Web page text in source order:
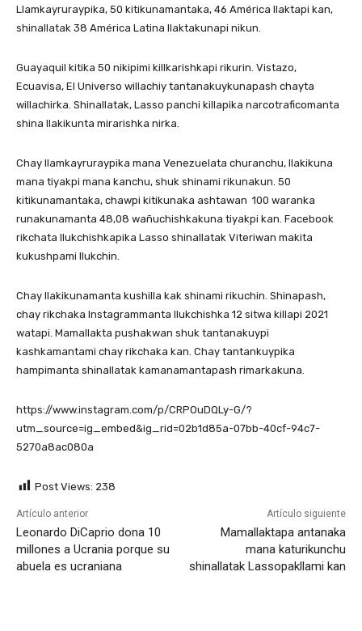
Llamkayruraypika, 50 kitikunamantaka, 46 América llaktapi kan,
shinallatak 38 América Latina llaktakunapi nikun.
Guayaquil kitika 50 nikipimi killkarishkapi rikurin. Vistazo,
Ecuavisa, El Universo willachiy tantanakuykunapash chayta
willachirka. Shinallatak, Lasso panchi killapika narcotraficomanta
shina llakikunta mirarishka nirka.
Chay llamkayruraypika mana Venezuelata churanchu, llakikuna
mana tiyakpi mana kanchu, shuk shinami rikunakun. 50
kitikunamantaka, chawpi kitikunaka ashtawan 100 waranka
runakunamanta 48,08 wañuchishkakuna tiyakpi kan. Facebook
rikchata llukchishkapika Lasso shinallatak Viteriwan makita
kukushpami llukchin.
Chay llakikunamanta kushilla kak shinami rikuchin. Shinapash,
chay rikchaka Instagrammanta llukchishka 12 sitwa killapi 2021
watapi. Mamallakta pushakwan shuk tantanakuypi
kashkamantami chay rikchaka kan. Chay tantankuypika
hampimanta shinallatak kamanamantapash rimarkakuna.
https://www.instagram.com/p/CRPOuDQLy-G/?
utm_source=ig_embed&ig_rid=02b1d85a-07bb-40cf-94c7-
5270a8ac080a
Post Views: 238
Artículo anterior
Leonardo DiCaprio dona 10
millones a Ucrania porque su
abuela es ucraniana
Artículo siguiente
Mamallaktapa antanaka
mana katurikunchu
shinallatak Lassopakllami kan